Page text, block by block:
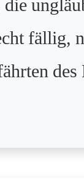
fällig,
des